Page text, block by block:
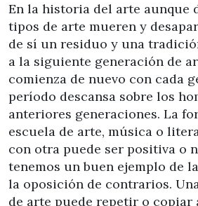
En la historia del arte aunque
tipos de arte mueren y
de sí un residuo y una
a la siguiente generación de
comienza de nuevo con cada
período descansa sobre los
anteriores generaciones. La
escuela de arte, música o
con otra puede ser positiva o
tenemos un buen ejemplo de
la oposición de contrarios.
de arte puede repetir o copiar